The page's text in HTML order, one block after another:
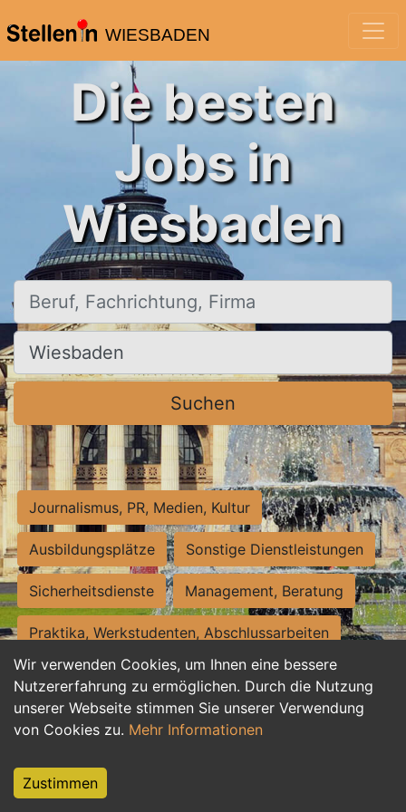
WIESBADEN
Wir verwenden Cookies, um Ihnen eine bessere
Nutzererfahrung zu ermöglichen. Durch die Nutzung
unserer Webseite stimmen Sie unserer Verwendung
von Cookies zu. Mehr Informationen
Zustimmen
Die besten
Jobs in
Wiesbaden
Beruf, Fachrichtung, Firma
Ort, Stadt
Suchen
Journalismus, PR, Medien, Kultur
Ausbildungsplätze Sonstige Dienstleistungen
Sicherheitsdienste Management, Beratung
Praktika, Werkstudenten, Abschlussarbeiten
Personalwesen Assistenz, Sekretariat
Hilfskräfte, Aushilfs- und Nebenjobs
Weiterbildung, Studium, duale Ausbildung